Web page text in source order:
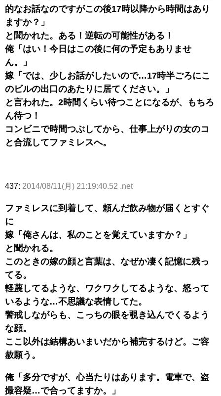
的なお話なのですがこの後17時以降から時間はあり
ますか？」
と聞かれた。ある！逆転の可能性がある！
俺「はい！今日はこの後に何の予定もありませ
ん。」
嫁「では、少しお話がしたいので…17時半ごろにこ
のビルの出口のあたりに居てください。」
と言われた。2時間くらい待つことになるが、もちろ
ん待つ！
コンビニで時間つぶしてから、仕事上がりの女のコ
と合流してファミレスへ。
437: 2014/08/11(月) 21:19:40.52 .net
ファミレスに到着して、頼んだ飲み物が届くとすぐ
に
嫁「俺さんは、私のことを覚えていますか？」
と聞かれる。
このときの嫁の顔と言葉は、なぜか凄く記憶に残っ
てる。
軽蔑してるような、ワクワクしてるような、怒って
いるような…不思議な表情してた。
警戒しながらも、こっちの眼を覗き込んでくるよう
な顔。
ここ以外は結構あいまいだから補完するけど。ご容
赦願う。
俺「多分ですが、心当たりはあります。電車で、盗
撮容疑…で合ってますか。」